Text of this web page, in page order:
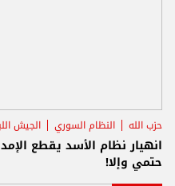
حزب الله النظام السوري الجيش
انهيار نظام الأسد يقطع
حتمي وإلا!